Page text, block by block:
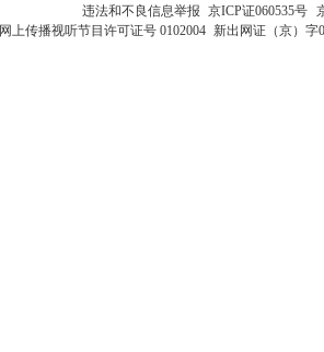
违法和不良信息举报 京ICP证060535号
网上传播视听节目许可证号 0102004 新出网证（京）